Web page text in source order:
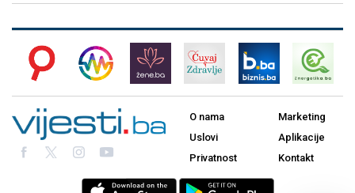
O nama
Uslovi
Privatnost
Marketing
Aplikacije
Kontakt